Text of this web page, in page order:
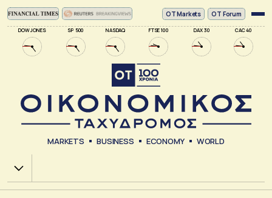
DOW JONES SP 500 NASDAQ FTSE 100 DAX 30 CAC 40
ΟΤ Markets OT Forum
MARKETS BUSINESS ECONOMY WORLD
Χ.Α.